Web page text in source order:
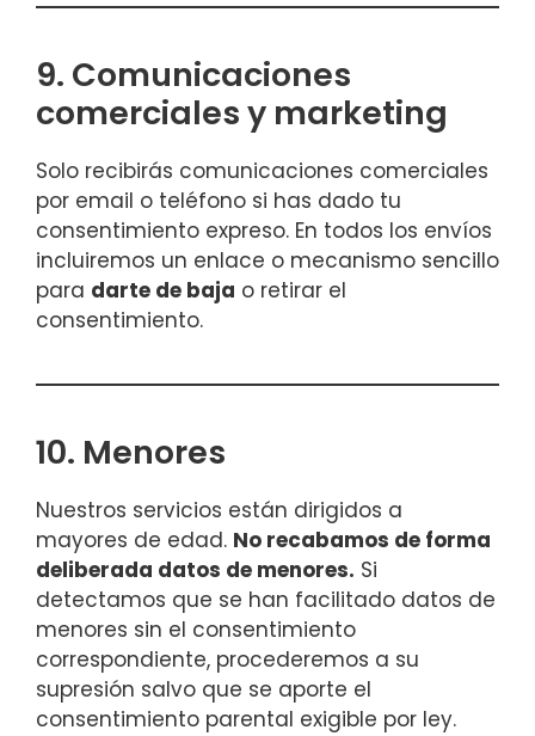
9. Comunicaciones
comerciales y marketing
Solo recibirás comunicaciones comerciales
por email o teléfono si has dado tu
consentimiento expreso. En todos los envíos
incluiremos un enlace o mecanismo sencillo
para darte de baja o retirar el
consentimiento.
10. Menores
Nuestros servicios están dirigidos a
mayores de edad. No recabamos de forma
deliberada datos de menores. Si
detectamos que se han facilitado datos de
menores sin el consentimiento
correspondiente, procederemos a su
supresión salvo que se aporte el
consentimiento parental exigible por ley.